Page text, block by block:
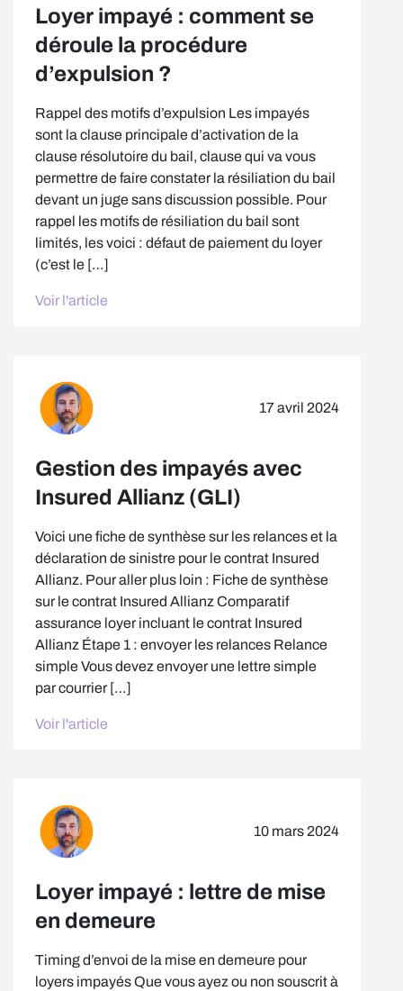
Loyer impayé : comment se
déroule la procédure
d’expulsion ?
Rappel des motifs d’expulsion Les impayés
sont la clause principale d’activation de la
clause résolutoire du bail, clause qui va vous
permettre de faire constater la résiliation du bail
devant un juge sans discussion possible. Pour
rappel les motifs de résiliation du bail sont
limités, les voici : défaut de paiement du loyer
(c’est le […]
Voir l'article
17 avril 2024
Gestion des impayés avec
Insured Allianz (GLI)
Voici une fiche de synthèse sur les relances et la
déclaration de sinistre pour le contrat Insured
Allianz. Pour aller plus loin : Fiche de synthèse
sur le contrat Insured Allianz Comparatif
assurance loyer incluant le contrat Insured
Allianz Étape 1 : envoyer les relances Relance
simple Vous devez envoyer une lettre simple
par courrier […]
Voir l'article
10 mars 2024
Loyer impayé : lettre de mise
en demeure
Timing d’envoi de la mise en demeure pour
loyers impayés Que vous ayez ou non souscrit à